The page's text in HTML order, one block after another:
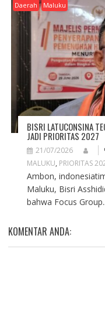
Daerah Maluku
BISRI LATUCONSINA
JADI PRIORITAS 2027
21/07/2026
MALUKU, PRIORITAS
Ambon,
Maluku, Bisri
bahwa Focus
KOMENTAR ANDA: